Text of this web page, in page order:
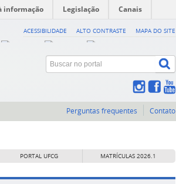
informação Legislação Canais
ACESSIBILIDADE ALTO CONTRASTE MAPA DO SITE
Perguntas frequentes Contato
PORTAL UFCG MATRÍCULAS 2026.1